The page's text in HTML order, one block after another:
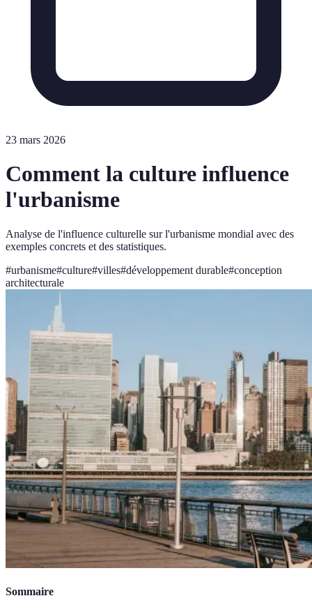
23 mars 2026
Comment la culture influence
l'urbanisme
Analyse de l'influence culturelle sur l'urbanisme mondial avec des
exemples concrets et des statistiques.
#urbanisme#culture#villes#développement durable#conception
architecturale
Sommaire